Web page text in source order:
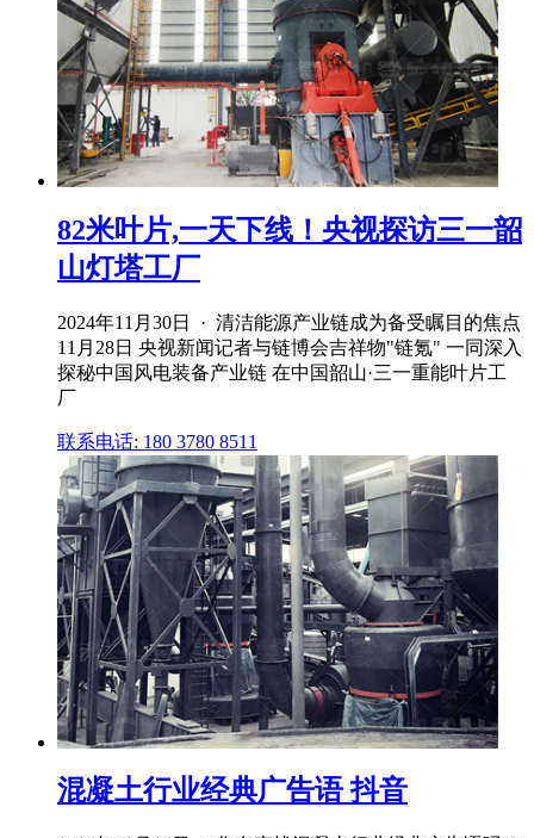
82米叶片,一天下线！央视探访三一韶
山灯塔工厂
2024年11月30日 · 清洁能源产业链成为备受瞩目的焦点
11月28日 央视新闻记者与链博会吉祥物"链氪" 一同深入
探秘中国风电装备产业链 在中国韶山·三一重能叶片工
厂
联系电话: 180 3780 8511
混凝土行业经典广告语 抖音